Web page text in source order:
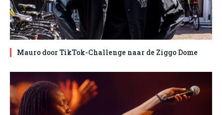
Mauro door TikTok-Challenge naar de Ziggo Dome